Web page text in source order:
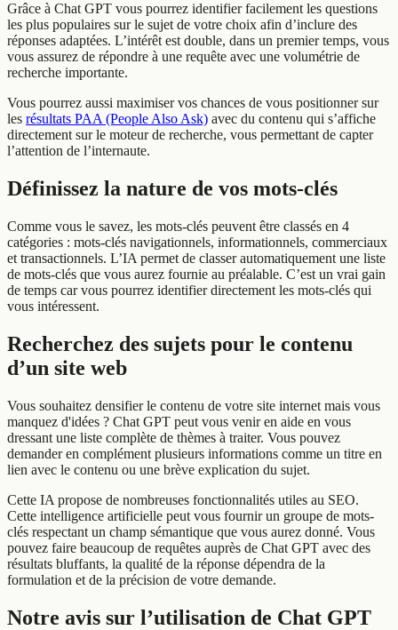
Grâce à Chat GPT vous pourrez identifier facilement les questions
les plus populaires sur le sujet de votre choix afin d’inclure des
réponses adaptées. L’intérêt est double, dans un premier temps, vous
vous assurez de répondre à une requête avec une volumétrie de
recherche importante.
Vous pourrez aussi maximiser vos chances de vous positionner sur
les résultats PAA (People Also Ask) avec du contenu qui s’affiche
directement sur le moteur de recherche, vous permettant de capter
l’attention de l’internaute.
Définissez la nature de vos mots-clés
Comme vous le savez, les mots-clés peuvent être classés en 4
catégories : mots-clés navigationnels, informationnels, commerciaux
et transactionnels. L’IA permet de classer automatiquement une liste
de mots-clés que vous aurez fournie au préalable. C’est un vrai gain
de temps car vous pourrez identifier directement les mots-clés qui
vous intéressent.
Recherchez des sujets pour le contenu
d’un site web
Vous souhaitez densifier le contenu de votre site internet mais vous
manquez d'idées ? Chat GPT peut vous venir en aide en vous
dressant une liste complète de thèmes à traiter. Vous pouvez
demander en complément plusieurs informations comme un titre en
lien avec le contenu ou une brève explication du sujet.
Cette IA propose de nombreuses fonctionnalités utiles au SEO.
Cette intelligence artificielle peut vous fournir un groupe de mots-
clés respectant un champ sémantique que vous aurez donné. Vous
pouvez faire beaucoup de requêtes auprès de Chat GPT avec des
résultats bluffants, la qualité de la réponse dépendra de la
formulation et de la précision de votre demande.
Notre avis sur l’utilisation de Chat GPT